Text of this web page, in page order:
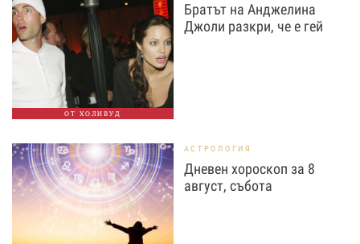
ОТ ХОЛИВУД
Братът на Анджелина
Джоли разкри, че е гей
АСТРОЛОГИЯ
Дневен хороскоп за 8
август, събота